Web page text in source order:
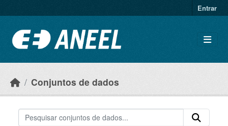
Entrar
Conjuntos de dados